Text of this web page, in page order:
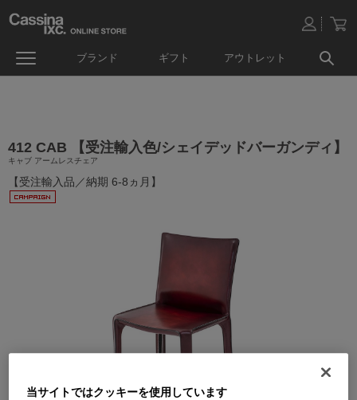
ブランド ギフト アウトレット
412 CAB 【受注輸入色/シェイデッドバーガンディ】
キャブ アームレスチェア
【受注輸入品／納期 6-8ヵ月】
当サイトではクッキーを使用しています